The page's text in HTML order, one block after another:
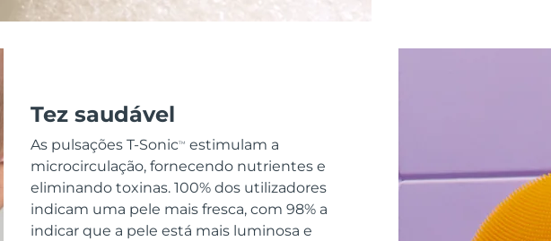
Tez saudável
As pulsações T-SonicTM
estimulam a
microcirculação, fornecendo nutrientes e
eliminando toxinas. 100% dos utilizadores
indicam uma pele mais fresca, com 98% a
indicar que a pele está mais luminosa e